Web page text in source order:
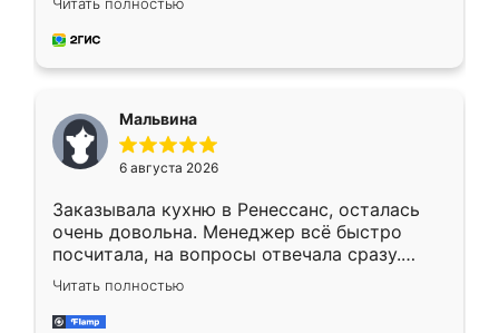
делу со всей ответственностью. Собрали
за день, ребята работали аккуратно, даже
Мальвина
6 августа 2026
Заказывала кухню в Ренессанс, осталась
очень довольна. Менеджер всё быстро
посчитала, на вопросы отвечала сразу.
Замерщик приехал в субботу, подошёл к
делу со всей ответственностью. Собрали
за день, ребята работали аккуратно, даже
Читать полностью